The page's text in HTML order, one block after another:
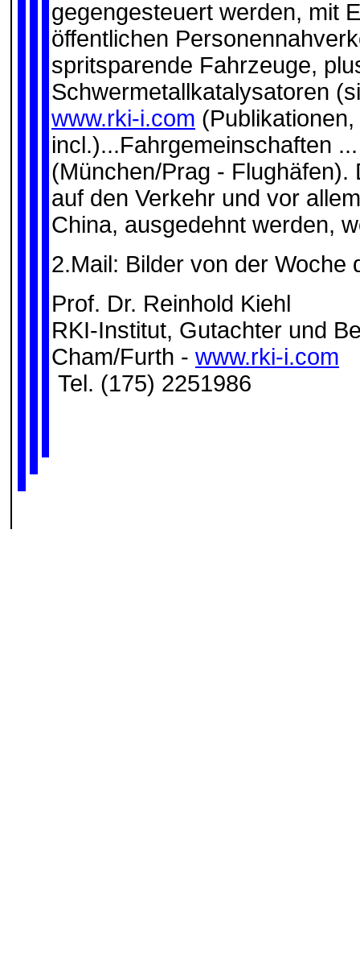
gegengesteuert werden, mit
öffentlichen
spritsparende Fahrzeuge,
Schwermetallkatalysatoren
www.rki-i.com
incl.)...Fahrgemeinschaften
(München/Prag -
auf den Verkehr und vor
China, ausgedehnt werden,
2.Mail: Bilder von der Woche
Prof. Dr. Reinhold Kiehl
RKI-Institut, Gutachter und
Cham/Furth - www.rki-i.com
Tel. (175) 2251986